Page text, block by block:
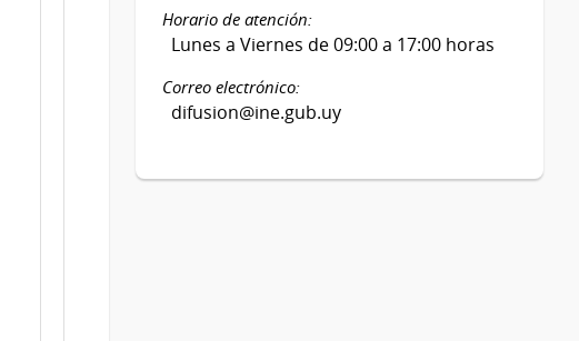
Horario de atención:
Lunes a Viernes de 09:00 a 17:00 horas
Correo electrónico:
difusion@ine.gub.uy